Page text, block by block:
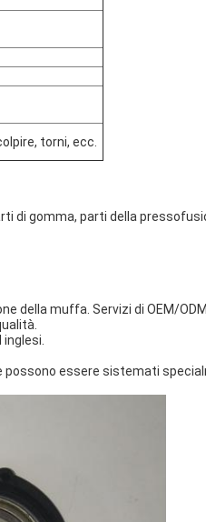
torni, ecc.
di gomma, parti della
della muffa. Servizi di OEM/ODM.
possono essere sistemati